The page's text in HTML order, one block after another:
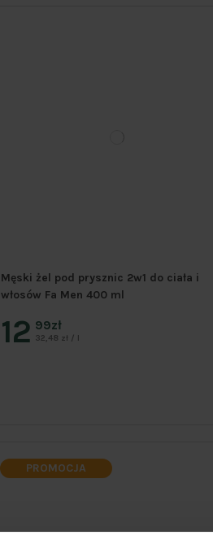
Męski żel pod prysznic 2w1 do ciała i
włosów Fa Men 400 ml
12 99zł
32,48 zł / l
PROMOCJA